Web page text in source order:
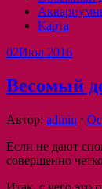
Карта
02Июл 2016
Весомый
Автор: admin ⋅
Если не дают
совершенно